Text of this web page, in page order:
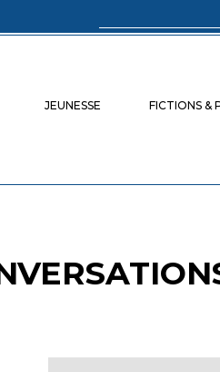
JEUNESSE FICTIONS &